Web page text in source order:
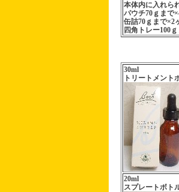
本体内に入れら
パウチ70ｇまで
缶詰70ｇまで×2
四角トレー100
30ml
トリートメント
20ml
スプレートボト